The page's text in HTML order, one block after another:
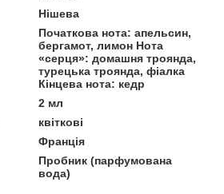
Нішева
Початкова нота: апельсин,
бергамот, лимон Нота
«серця»: домашня троянда,
турецька троянда, фіалка
Кінцева нота: кедр
2 мл
квіткові
Франція
Пробник (парфумована
вода)